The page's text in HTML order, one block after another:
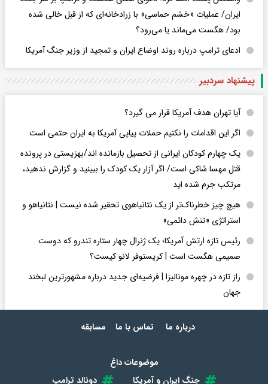
ایران/ عملیات «خشم حماسی» با زرادخانه‌ای که از قبل خالی شده
بود/ هگست می‌ماند یا می‌رود؟
ادعای ترامپ درباره روند اوضاع ایران و تمجید از وزیر جنگ آمریکا
پیشنهاد سردبیر
آیا تهران هدف آمریکا قرار می گیرد؟
اگر این اقدامات را نکنیم حملات پیاپی آمریکا به ایران حتمی است
یک چهارم کودکان ایرانی از تحصیل بازمانده اند/بهزیستی در پرونده
قتل مهسا شاکی است/ اگر آزار یک کودک را ببینید و گزارش ندهید،
مرتکب جرم شده اید
هیچ چیز خطرناک‌تر از یک نتانیاهوی تحقیر شده نیست | نتانیاهو و
استراتژی «تنش دائمی»
رئیس تازه ارتش آمریکا؛ یک ژنرال چهار ستاره تندرو که دوست
صمیمی هگست است | کریستوفر لانو کیست؟
راز تازه در چهره مونالیزا | فرضیه‌ای جدید درباره مشهورترین لبخند
جهان
درباره ما تماس با ما مسابقه
موضوعات داغ
جنگ ایران و آمریکا
دونالد ترامپ